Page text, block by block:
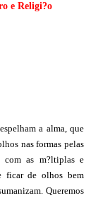
e Religi?o
a alma, que
nas formas pelas
com as m?ltiplas e
ficar de olhos bem
Queremos